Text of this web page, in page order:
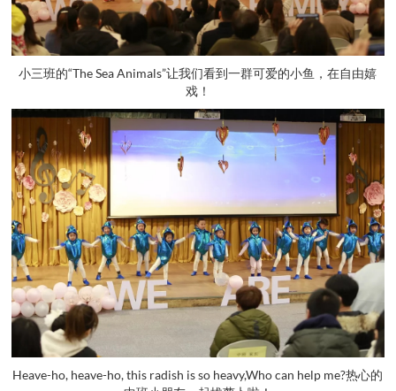
小三班的“The Sea Animals”让我们看到一群可爱的小鱼，在自由嬉
戏！
Heave-ho, heave-ho, this radish is so heavy,Who can help me?热心的